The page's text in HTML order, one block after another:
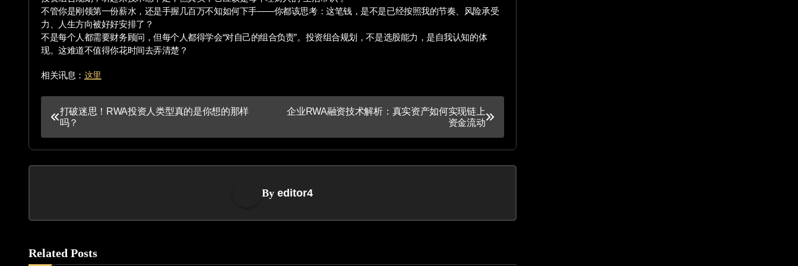
不管你是刚领第一份薪水，还是手握几百万不知如何下手——你都该思考：这笔钱，是不是已经按照我的节奏、风险承受
力、人生方向被好好安排了？
不是每个人都需要财务顾问，但每个人都得学会“对自己的组合负责”。投资组合规划，不是选股能力，是自我认知的体
现。这难道不值得你花时间去弄清楚？
相关讯息： 这里
o
s
a
v
打破迷思！RWA投资人类型真的是你想的那样
吗？
企业RWA融资技术解析：真实资产如何实现链上
资金流动
By editor4
Related Posts